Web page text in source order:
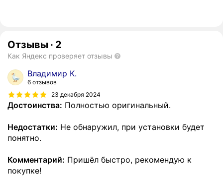
Отзывы · 2
Как Яндекс проверяет отзывы
Владимир К.
6 отзывов
23 декабря 2024
Достоинства: Полностью оригинальный.
Недостатки: Не обнаружил, при установки будет
понятно.
Комментарий: Пришёл быстро, рекомендую к
покупке!